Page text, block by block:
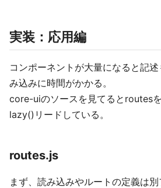
実装：応用編
コンポーネントが大量になると記
み込みに時間がかかる。
core-uiのソースを見てるとroutes
lazy()リードしている。
routes.js
まず、読み込みやルートの定義は